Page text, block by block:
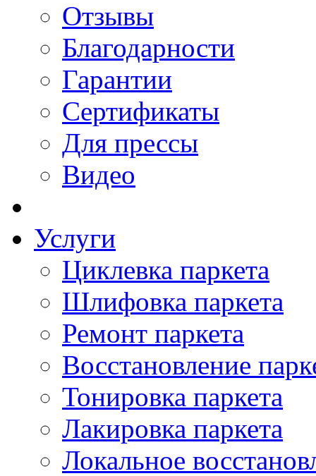
Отзывы
Благодарности
Гарантии
Сертификаты
Для прессы
Видео
Услуги
Циклевка паркета
Шлифовка паркета
Ремонт паркета
Восстановление
Тонировка паркета
Лакировка паркета
Локальное